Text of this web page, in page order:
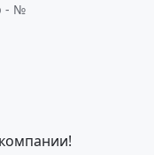
- №